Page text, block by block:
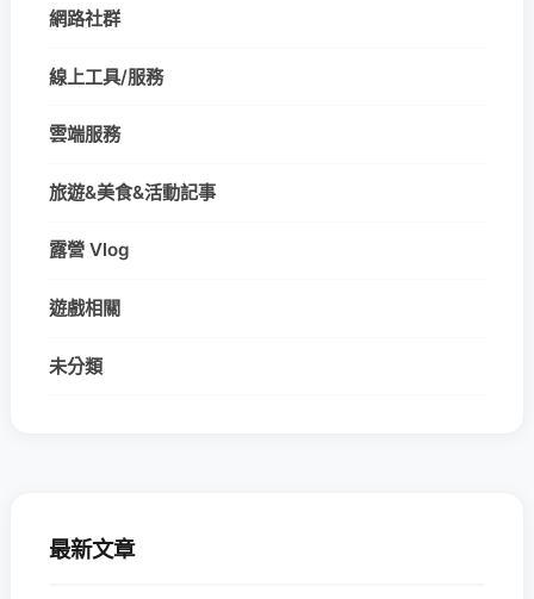
網路社群
線上工具/服務
雲端服務
旅遊&美食&活動記事
露營 Vlog
遊戲相關
未分類
最新文章